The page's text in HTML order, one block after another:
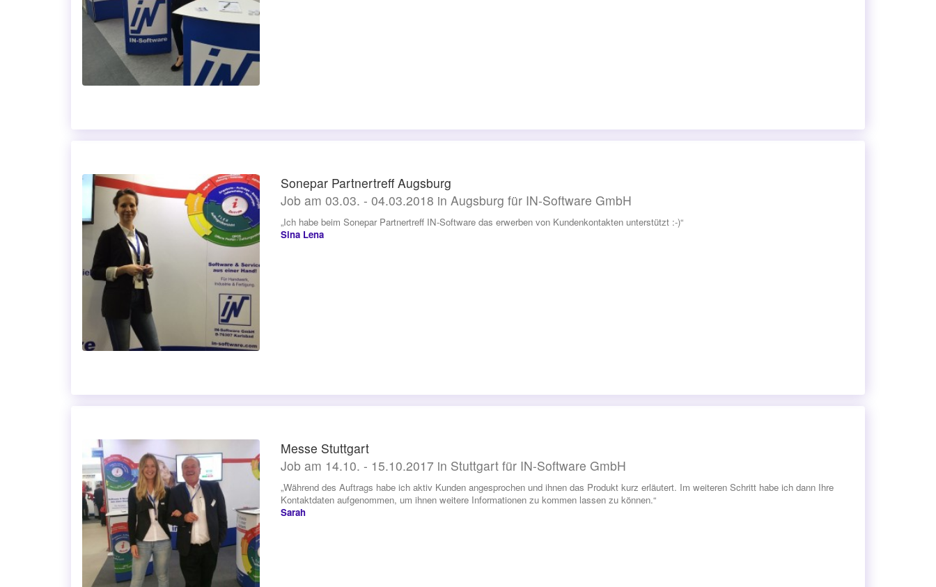
Sonepar Partnertreff Augsburg
Job am 03.03. - 04.03.2018 in Augsburg für IN-Software GmbH
„Ich habe beim Sonepar Partnertreff IN-Software das erwerben von Kundenkontakten unterstützt :-)“
Sina Lena
Messe Stuttgart
Job am 14.10. - 15.10.2017 in Stuttgart für IN-Software GmbH
„Während des Auftrags habe ich aktiv Kunden angesprochen und ihnen das Produkt kurz erläutert. Im weiteren Schritt habe ich dann Ihre
Kontaktdaten aufgenommen, um ihnen weitere Informationen zu kommen lassen zu können.“
Sarah